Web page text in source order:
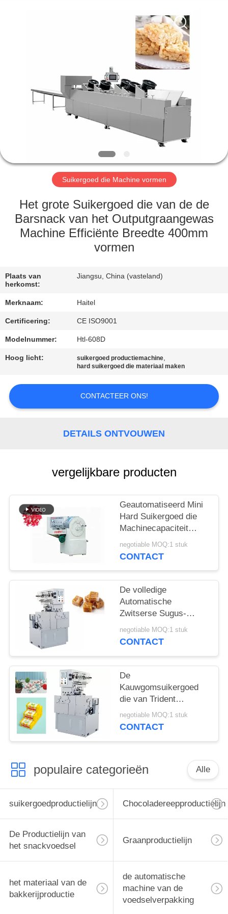
PRODUCTEN
ONGEVEER
FABRIEKSREIS
KWALITEITSCONTROLE
CONTACTEER
VERZOEK
OM
CITAAT
SITEMAP
PRIVACY
POLICY
Suikergoed die Machine vormen
Het grote Suikergoed die van de de
Barsnack van het Outputgraangewas
Machine Efficiënte Breedte 400mm
vormen
Plaats van
herkomst:
Jiangsu, China (vasteland)
Merknaam: Haitel
Certificering: CE ISO9001
Modelnummer: Htl-608D
Hoog licht: suikergoed productiemachine,
hard suikergoed die materiaal maken
CONTACTEER ONS!
DETAILS ONTVOUWEN
vergelijkbare producten
Geautomatiseerd Mini
Hard Suikergoed die
Machinecapaciteit
vormen 400-600 Kg/u
negotiable MOQ:1 stuk
CONTACT
De volledige
Automatische
Zwitserse Sugus-
Snijmachine van de
Suikergoedverpakking
negotiable MOQ:1 stuk
CONTACT
De
Kauwgomsuikergoed
die van Trident
Machine/Elektrische
Draai Verpakkende
negotiable MOQ:1 stuk
CONTACT
populaire categorieën Alle
suikergoedproductielijn Chocoladereepproductielijn
De Productielijn van
het snackvoedsel
Graanproductielijn
het materiaal van de
bakkerijproductie
de automatische
machine van de
voedselverpakking